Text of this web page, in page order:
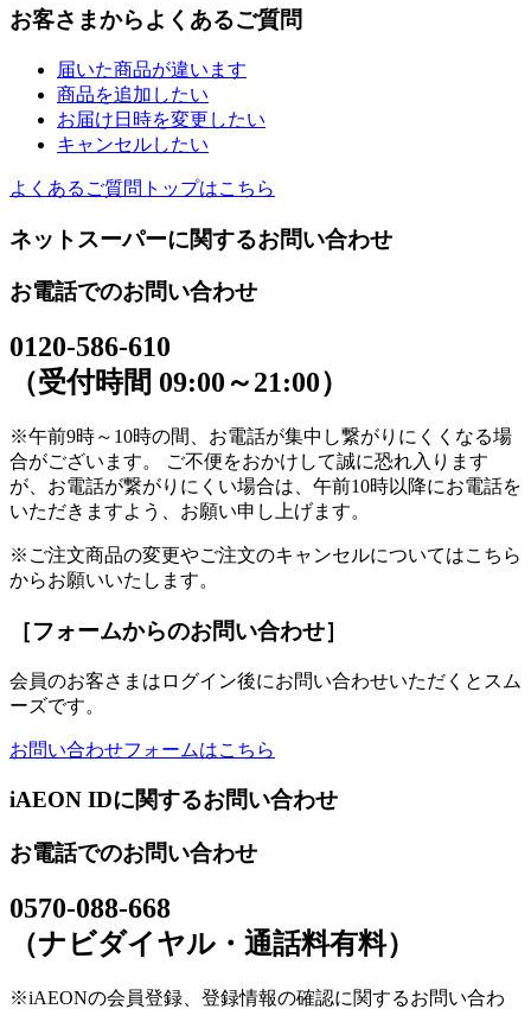
お客さまからよくあるご質問
届いた商品が違います
商品を追加したい
お届け日時を変更したい
キャンセルしたい
よくあるご質問トップはこちら
ネットスーパーに関するお問い合わせ
お電話でのお問い合わせ
0120-586-610
（受付時間 09:00～21:00）
※午前9時～10時の間、お電話が集中し繋がりにくくなる場
合がございます。 ご不便をおかけして誠に恐れ入ります
が、お電話が繋がりにくい場合は、午前10時以降にお電話を
いただきますよう、お願い申し上げます。
※ご注文商品の変更やご注文のキャンセルについてはこちら
からお願いいたします。
［フォームからのお問い合わせ］
会員のお客さまはログイン後にお問い合わせいただくとスム
ーズです。
お問い合わせフォームはこちら
iAEON IDに関するお問い合わせ
お電話でのお問い合わせ
0570-088-668
（ナビダイヤル・通話料有料）
※iAEONの会員登録、登録情報の確認に関するお問い合わ